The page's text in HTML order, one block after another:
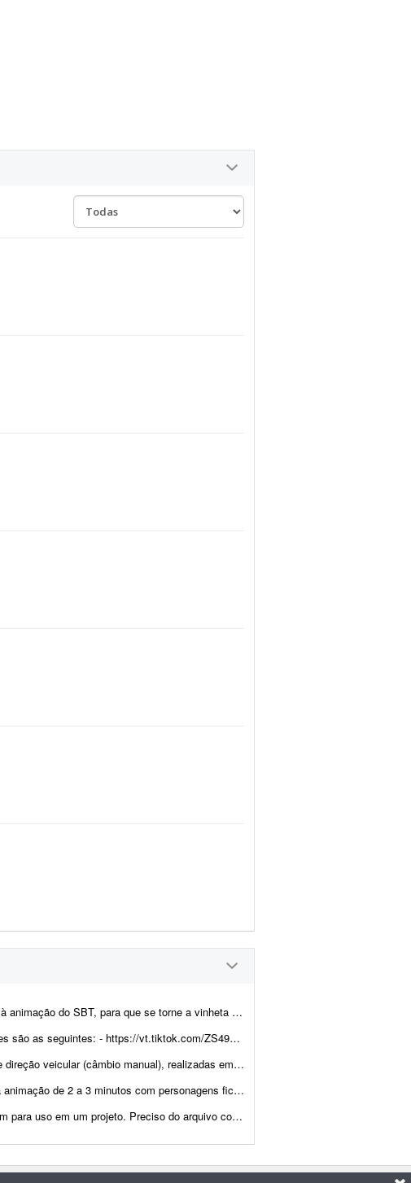
do SBT, para que se torne a vinheta principal da TV.
ZS49N9UdG/ - https://vt.tiktok.com/ZS49NsGdu/ - https://vt...
realizadas em Unreal Engine com MetaHuman. Os vídeos mostr...
para ser exibida durante um evento privado de um pequeno grupo de RPG. ...
fundo transparente, de preferência no formato Lottie, usando o site https://lottiefiles.com p...